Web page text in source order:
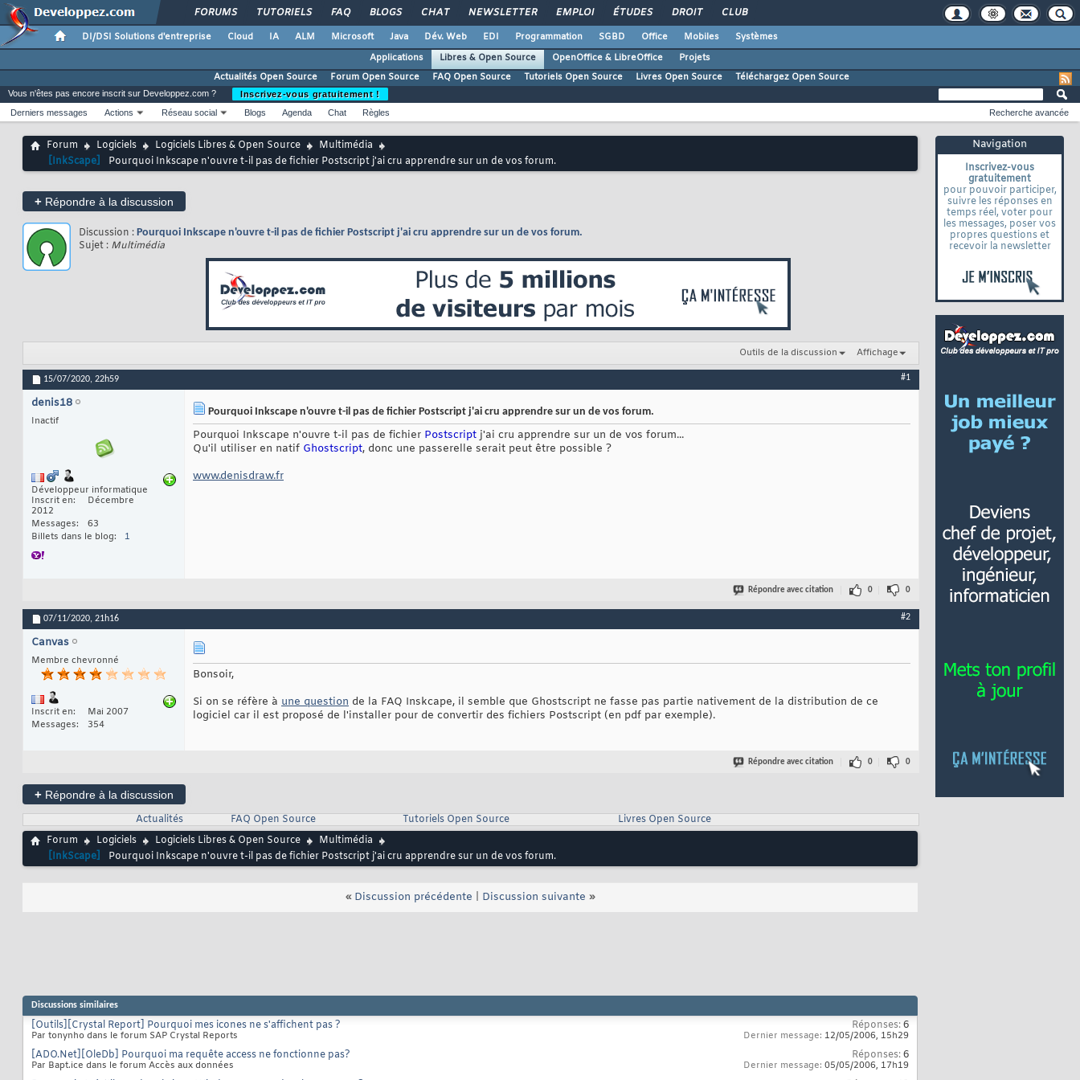
FORUMS TUTORIELS FAQ BLOGS CHAT NEWSLETTER EMPLOI ÉTUDES DROIT CLUB
DI/DSI Solutions d'entreprise Cloud IA ALM Microsoft Java Dév. Web EDI Programmation SGBD Office Mobiles
Systèmes
Applications
Libres & Open Source OpenOffice & LibreOffice
Projets
Actualités Open Source
Forum Open Source FAQ Open Source Tutoriels Open Source Livres Open Source Téléchargez Open Source
Navigation
Inscrivez-vous
gratuitement
pour pouvoir participer,
suivre les réponses en
temps réel, voter pour
les messages, poser vos
propres questions et
recevoir la newsletter
Vous n'êtes pas encore inscrit sur Developpez.com ?
Inscrivez-vous gratuitement !
Derniers messages
Actions Réseau social Blogs Agenda Chat Règles Recherche avancée
Forum Logiciels Logiciels Libres & Open Source
Multimédia
[InkScape]
Pourquoi Inkscape n'ouvre t-il pas de fichier Postscript j'ai cru apprendre sur un de vos forum.
+ Répondre à la discussion
Discussion : Pourquoi Inkscape n'ouvre t-il pas de fichier Postscript j'ai cru apprendre sur un de vos forum.
Sujet : Multimédia
Outils de la discussion Affichage
15/07/2020, 22h59 #1
denis18
Inactif
Développeur informatique
Inscrit en
Décembre
2012
Messages
63
Billets dans le blog
1
Pourquoi Inkscape n'ouvre t-il pas de fichier Postscript j'ai cru apprendre sur un de vos forum.
Pourquoi Inkscape n'ouvre t-il pas de fichier Postscript j'ai cru apprendre sur un de vos forum...
Qu'il utiliser en natif Ghostscript, donc une passerelle serait peut être possible ?
www.denisdraw.fr
Répondre avec citation 0 0
07/11/2020, 21h16 #2
Canvas
Membre chevronné
Inscrit en
Mai 2007
Messages
354
Bonsoir,
Si on se réfère à une question de la FAQ Inskcape, il semble que Ghostscript ne fasse pas partie nativement de la distribution de ce
logiciel car il est proposé de l'installer pour de convertir des fichiers Postscript (en pdf par exemple).
Répondre avec citation 0 0
+ Répondre à la discussion
Actualités
FAQ Open Source Tutoriels Open Source
Livres Open Source
Forum
Logiciels Logiciels Libres & Open Source
Multimédia
[InkScape]
Pourquoi Inkscape n'ouvre t-il pas de fichier Postscript j'ai cru apprendre sur un de vos forum.
« Discussion précédente Discussion suivante »
Discussions similaires
[Outils][Crystal Report] Pourquoi mes icones ne s'affichent pas ?
Par tonynho dans le forum SAP Crystal Reports
Réponses:6
Dernier message: 12/05/2006, 15h29
[ADO.Net][OleDb] Pourquoi ma requête access ne fonctionne pas?
Par Bapt.ice dans le forum Accès aux données
Réponses:6
Dernier message: 05/05/2006, 17h19